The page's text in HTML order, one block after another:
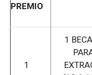
PREMIO
1
1